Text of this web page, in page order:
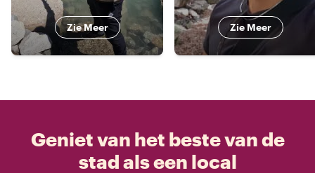
Zie Meer Zie Meer
Geniet van het beste van de
stad als een local